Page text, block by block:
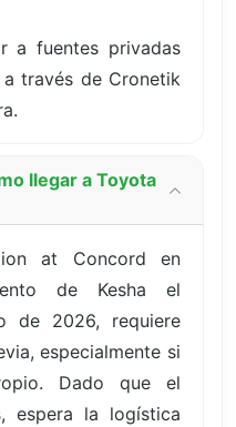
a fuentes privadas
través de Cronetik
llegar a Toyota
at Concord en
de Kesha el
de 2026, requiere
especialmente si
Dado que el
espera la logística